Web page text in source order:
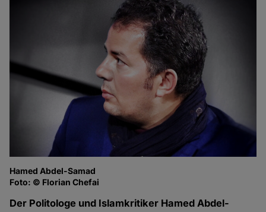
Hamed Abdel-Samad
Foto: © Florian Chefai
Der Politologe und Islamkritiker Hamed Abdel-